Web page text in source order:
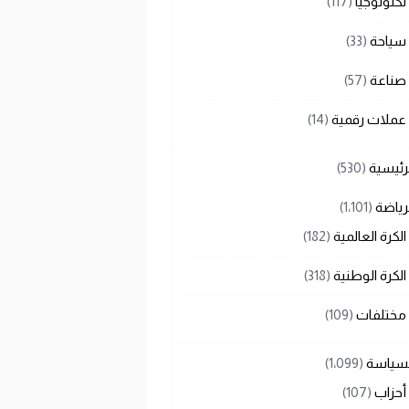
سياحة (33)
صناعة (57)
عملات رقمية (14)
(530)
(1٬101)
الكرة العالمية (182)
الكرة الوطنية (318)
مختلفات (109)
(1٬099)
أحزاب (107)